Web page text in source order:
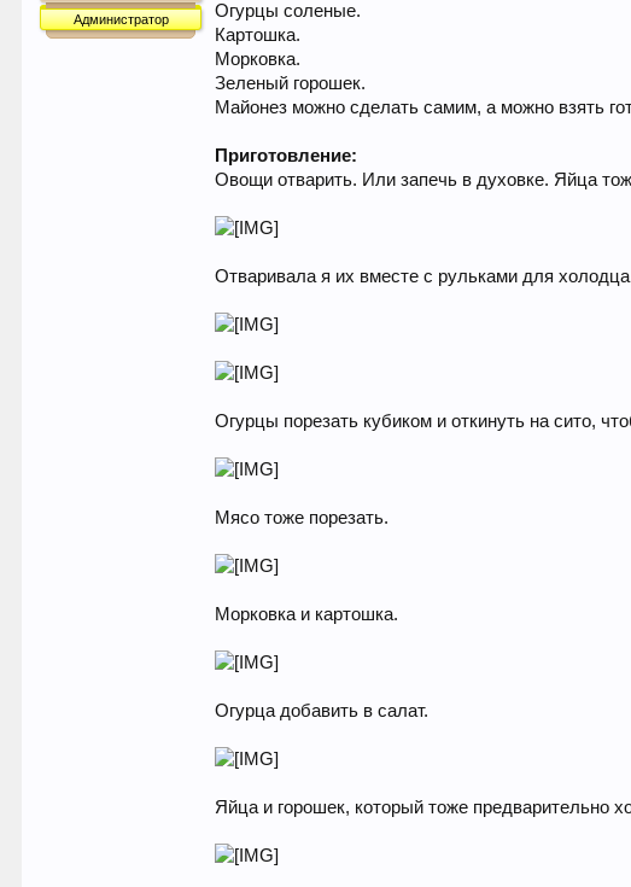
Администратор
Огурцы соленые.
Картошка.
Морковка.
Зеленый горошек.
Майонез можно сделать самим, а можно взять
Приготовление:
Овощи отварить. Или запечь в духовке. Яйца
Отваривала я их вместе с рульками для
Огурцы порезать кубиком и откинуть на сито,
Мясо тоже порезать.
Морковка и картошка.
Огурца добавить в салат.
Яйца и горошек, который тоже предварительно